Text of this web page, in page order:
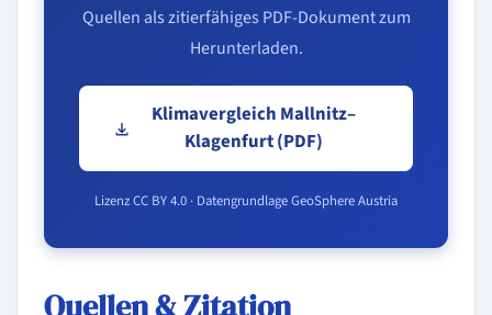
Quellen als zitierfähiges PDF-Dokument zum
Herunterladen.
Klimavergleich Mallnitz–
Klagenfurt (PDF)
Lizenz CC BY 4.0 · Datengrundlage GeoSphere Austria
Quellen & Zitation